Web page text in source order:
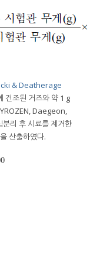
& Deatherage
건조된 거즈와 약 1 g
Daegeon,
리 후 시료를 제거한
산출하였다.